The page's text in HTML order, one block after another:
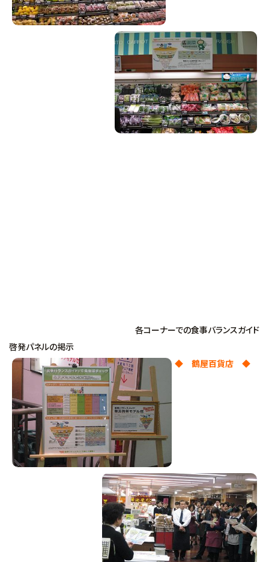
各コーナーでの食事バランスガイド
啓発パネルの掲示
◆ 鶴屋百貨店 ◆